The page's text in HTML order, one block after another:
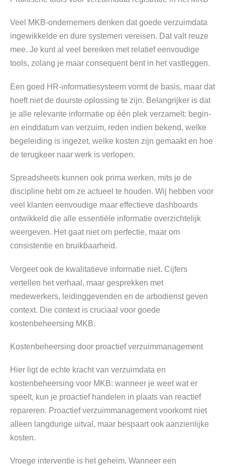
Veel MKB-ondernemers denken dat goede verzuimdata
ingewikkelde en dure systemen vereisen. Dat valt reuze
mee. Je kunt al veel bereiken met relatief eenvoudige
tools, zolang je maar consequent bent in het vastleggen.
Een goed HR-informatiesysteem vormt de basis, maar dat
hoeft niet de duurste oplossing te zijn. Belangrijker is dat
je alle relevante informatie op één plek verzamelt: begin-
en einddatum van verzuim, reden indien bekend, welke
begeleiding is ingezet, welke kosten zijn gemaakt en hoe
de terugkeer naar werk is verlopen.
Spreadsheets kunnen ook prima werken, mits je de
discipline hebt om ze actueel te houden. Wij hebben voor
veel klanten eenvoudige maar effectieve dashboards
ontwikkeld die alle essentiële informatie overzichtelijk
weergeven. Het gaat niet om perfectie, maar om
consistentie en bruikbaarheid.
Vergeet ook de kwalitatieve informatie niet. Cijfers
vertellen het verhaal, maar gesprekken met
medewerkers, leidinggevenden en de arbodienst geven
context. Die context is cruciaal voor goede
kostenbeheersing MKB.
Kostenbeheersing door proactief verzuimmanagement
Hier ligt de echte kracht van verzuimdata en
kostenbeheersing voor MKB: wanneer je weet wat er
speelt, kun je proactief handelen in plaats van reactief
repareren. Proactief verzuimmanagement voorkomt niet
alleen langdurige uitval, maar bespaart ook aanzienlijke
kosten.
Vroege interventie is het geheim. Wanneer een